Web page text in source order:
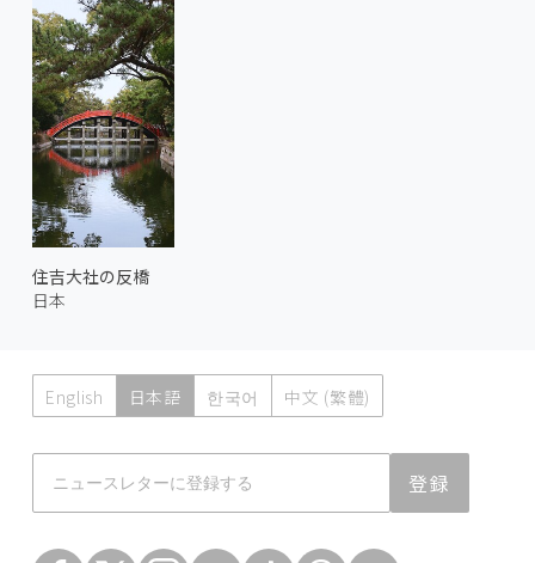
住吉大社の反橋
日本
English 日本語 한국어 中文 (繁體)
Atmoph News
登録